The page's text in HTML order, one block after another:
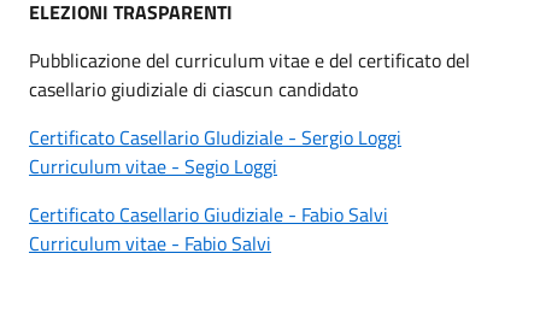
ELEZIONI TRASPARENTI
Pubblicazione del curriculum vitae e del certificato del
casellario giudiziale di ciascun candidato
Certificato Casellario GIudiziale - Sergio Loggi
Curriculum vitae - Segio Loggi
Certificato Casellario Giudiziale - Fabio Salvi
Curriculum vitae - Fabio Salvi